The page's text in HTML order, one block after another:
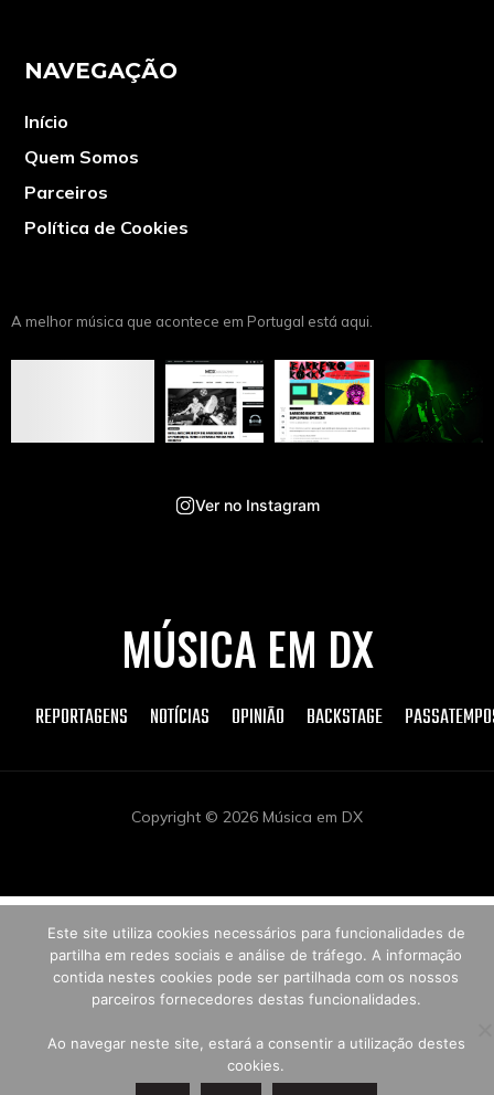
NAVEGAÇÃO
Início
Quem Somos
Parceiros
Política de Cookies
A melhor música que acontece em Portugal está aqui.
Ver no Instagram
MÚSICA EM DX
REPORTAGENS NOTÍCIAS OPINIÃO BACKSTAGE
Copyright © 2026 Música em DX
Este site utiliza cookies necessários para funcionalidades de
partilha em redes sociais e análise de tráfego. A informação
contida nestes cookies pode ser partilhada com os nossos
parceiros fornecedores destas funcionalidades.
Ao navegar neste site, estará a consentir a utilização destes
cookies.